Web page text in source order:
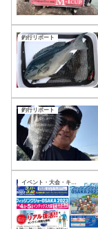
釣行リポート
釣行リポート
イベント・大会・キャンペーン